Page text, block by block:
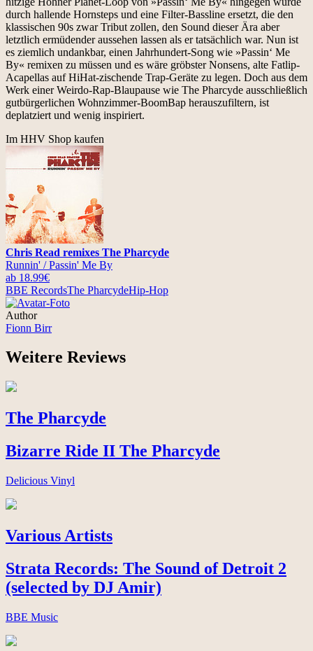
durch hallende Hornsteps und eine Filter-Bassline ersetzt, die den
klassischen 90s zwar Tribut zollen, den Sound dieser Ära aber
letztlich ermüdender aussehen lassen als er tatsächlich war. Nun ist
es ziemlich undankbar, einen Jahrhundert-Song wie »Passin‘ Me
By« remixen zu müssen und es wäre gröbster Nonsens, alte Fatlip-
Acapellas auf HiHat-zischende Trap-Geräte zu legen. Doch aus dem
Werk einer Weirdo-Rap-Blaupause wie The Pharcyde ausschließlich
gutbürgerlichen Wohnzimmer-BoomBap herauszufiltern, ist
deplatziert und wenig inspiriert.
Im HHV Shop kaufen
Chris Read remixes The Pharcyde
Runnin' / Passin' Me By
ab 18.99€
BBE RecordsThe PharcydeHip-Hop
Author
Fionn Birr
Weitere Reviews
The Pharcyde
Bizarre Ride II The Pharcyde
Delicious Vinyl
Various Artists
Strata Records: The Sound of Detroit 2
(selected by DJ Amir)
BBE Music